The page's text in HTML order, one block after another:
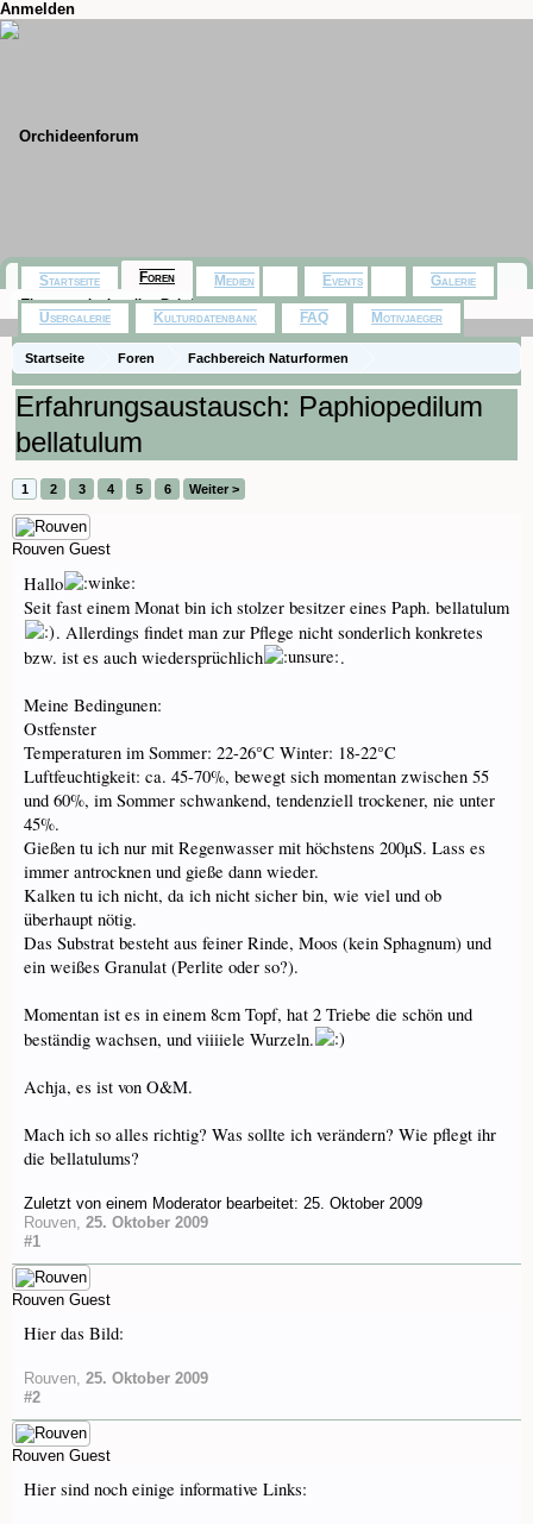
Anmelden
Startseite Foren
Fachbereich Naturformen
Paphiopedilum, Phragmipedium
Erfahrungsaustausch: Paphiopedilum
bellatulum
1 2 3 4 5 6 Weiter >
Rouven Guest
Hallo
Seit fast einem Monat bin ich stolzer besitzer eines Paph. bellatulum
. Allerdings findet man zur Pflege nicht sonderlich konkretes
bzw. ist es auch wiedersprüchlich
.
Meine Bedingunen:
Ostfenster
Temperaturen im Sommer: 22-26°C Winter: 18-22°C
Luftfeuchtigkeit: ca. 45-70%, bewegt sich momentan zwischen 55
und 60%, im Sommer schwankend, tendenziell trockener, nie unter
45%.
Gießen tu ich nur mit Regenwasser mit höchstens 200µS. Lass es
immer antrocknen und gieße dann wieder.
Kalken tu ich nicht, da ich nicht sicher bin, wie viel und ob
überhaupt nötig.
Das Substrat besteht aus feiner Rinde, Moos (kein Sphagnum) und
ein weißes Granulat (Perlite oder so?).
Momentan ist es in einem 8cm Topf, hat 2 Triebe die schön und
beständig wachsen, und viiiiele Wurzeln.
Achja, es ist von O&M.
Mach ich so alles richtig? Was sollte ich verändern? Wie pflegt ihr
die bellatulums?
Zuletzt von einem Moderator bearbeitet: 25. Oktober 2009
Rouven, 25. Oktober 2009
#1
Rouven Guest
Hier das Bild:
Rouven, 25. Oktober 2009
#2
Rouven Guest
Hier sind noch einige informative Links:
Startseite Foren
Themen mit aktuellen Beiträgen
Medien Events Galerie
Usergalerie Kulturdatenbank FAQ Motivjaeger